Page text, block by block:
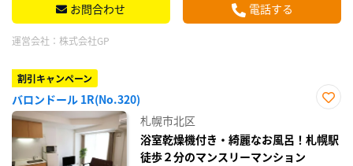
お問合わせ 電話する
運営会社： 株式会社GP
割引キャンペーン
バロンドール 1R(No.320)
り登
録
札幌市北区
浴室乾燥機付き・綺麗なお風呂！札幌駅
徒歩２分のマンスリーマンション